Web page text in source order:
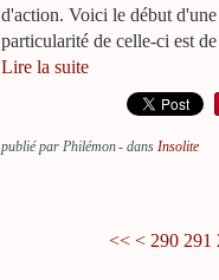
d'action. Voici le début
particularité de celle-ci est
Lire la suite
publié par Philémon- dans Insolite
<< < 200
210
220
230
240
250
260
270
280
290 291